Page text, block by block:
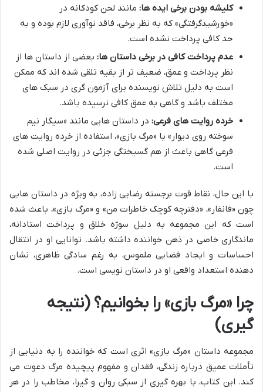
کلیشه بودن برخی ایده ها: مانند لحن کودکانه در
«خورشیدگرفتگی» که به نظر برخی، فاقد نوآوری لازم بوده و به
حد کافی پرداخت نشده است.
عدم پرداخت کافی در برخی داستان ها: بعضی از داستان ها از
نظر پرداخت و عمق، ضعیف تر از بقیه تلقی شده اند که ممکن
است به دلیل تلاش نویسنده برای آزمون گری در سبک های
مختلف باشد و گاهی به عمق کافی نرسیده باشد.
خرده روایت های فرعی: در داستان هایی مانند «سیگار نیم
سوخته روی دیوار» یا «مرگ بازی»، استفاده از خرده روایت های
فرعی گاهی باعث از هم گسیختگی جزئی در روایت اصلی شده
است.
با این حال، نقاط قوت برجسته رضایی زاده، به ویژه در داستان هایی
چون «فانفار»، «دفترچه کوچک خاطرات من» و «مرگ بازی»، باعث شده
است که این مجموعه به دلیل سوژه خلاق و پرداخت استادانه،
ماندگاری خاصی در ذهن خواننده داشته باشد. توانایی او در انتقال
احساسات و ایجاد فضایی ملموس، به رغم سادگی ظاهری، نشان
دهنده استعداد واقعی او در داستان نویسی است.
چرا «مرگ بازی» را بخوانیم؟ (نتیجه
گیری)
مجموعه داستان «مرگ بازی» اثری است که خواننده را به دنیایی از
تأملات عمیق درباره زندگی، فقدان و مفهوم پیچیده مرگ دعوت می
کند. این کتاب، با بهره گیری از سبکی روان و گیرا، مخاطب را در هر